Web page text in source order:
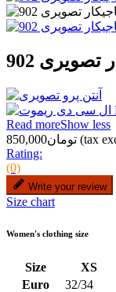
902
Read moreShow less
تومان850,000 (tax
Rating:
(0)
Write your review
Size chart
Women's clothing size
Size XS
Euro
32/34